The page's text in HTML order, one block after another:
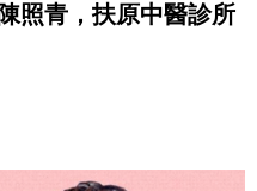
照青，扶原中醫診所